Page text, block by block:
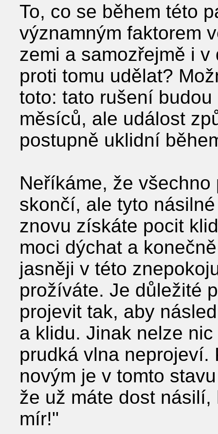
To, co se během této
významným faktorem
zemi a samozřejmě i
proti tomu udělat?
toto: tato rušení
měsíců, ale událost
postupně uklidní
Neříkáme, že
skončí, ale tyto
znovu získáte pocit
moci dýchat a
jasněji v této
prožíváte. Je důležité
projevit tak, aby
a klidu. Jinak nelze
prudká vlna neprojeví.
novým je v tomto
že už máte dost
mír!"